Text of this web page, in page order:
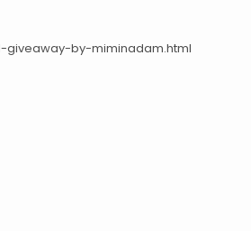
giveaway-by-miminadam.html